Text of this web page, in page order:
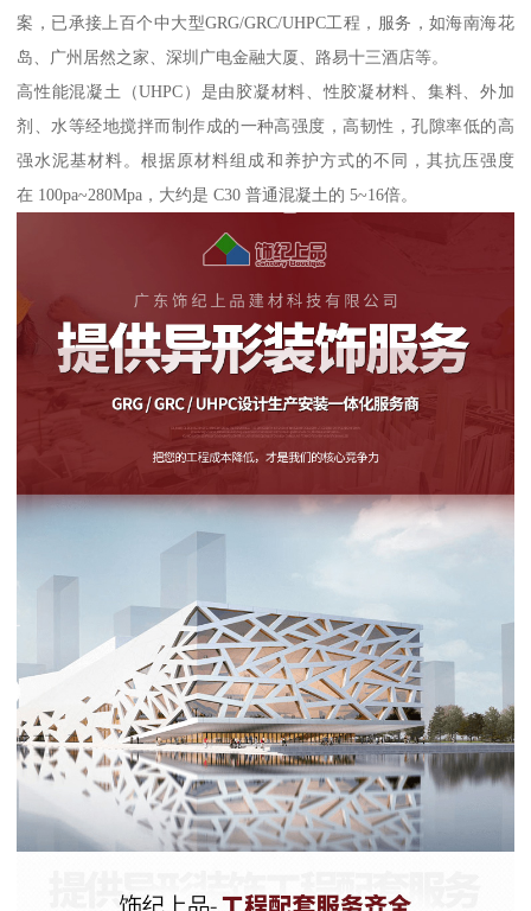
案，已承接上百个中大型GRG/GRC/UHPC工程，服务，如海南海花
岛、广州居然之家、深圳广电金融大厦、路易十三酒店等。
高性能混凝土（UHPC）是由胶凝材料、性胶凝材料、集料、外加
剂、水等经地搅拌而制作成的一种高强度，高韧性，孔隙率低的高
强水泥基材料。根据原材料组成和养护方式的不同，其抗压强度
在 100pa~280Mpa，大约是 C30 普通混凝土的 5~16倍。